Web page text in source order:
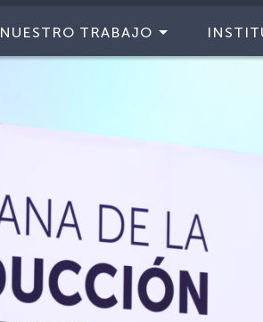
NUESTRO TRABAJO